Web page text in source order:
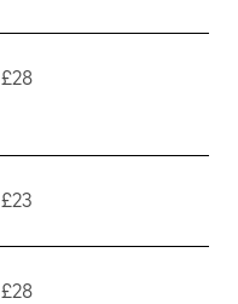
£28
£23
£28